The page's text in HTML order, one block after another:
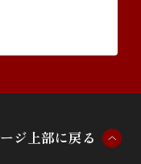
ージ 上部に戻る